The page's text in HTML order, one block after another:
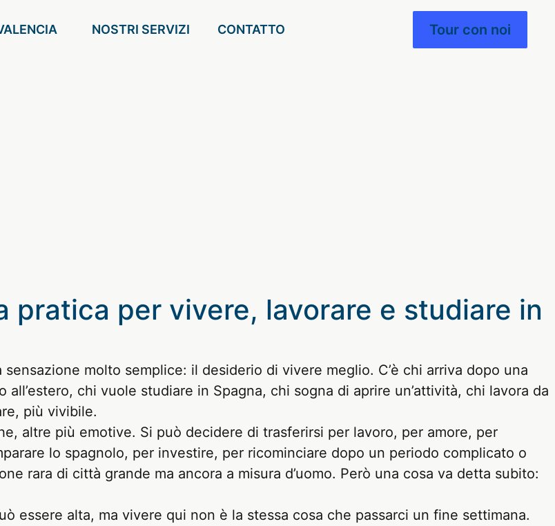
NOSTRI SERVIZI CONTATTO Tour con noi
pratica per vivere, lavorare e studiare in
sensazione molto semplice: il desiderio di vivere meglio. C’è chi arriva dopo una
chi vuole studiare in Spagna, chi sogna di aprire un’attività, chi lavora da
più vivibile.
altre più emotive. Si può decidere di trasferirsi per lavoro, per amore, per
lo spagnolo, per investire, per ricominciare dopo un periodo complicato o
rara di città grande ma ancora a misura d’uomo. Però una cosa va detta subito:
essere alta, ma vivere qui non è la stessa cosa che passarci un fine settimana.